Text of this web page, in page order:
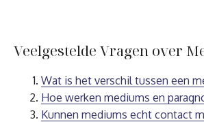
Veelgestelde Vragen over
Wat is het verschil tussen een
Hoe werken mediums en
Kunnen mediums echt contact